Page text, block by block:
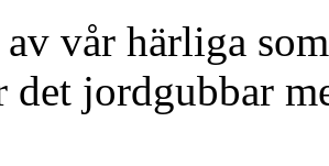
vår härliga
det jordgubbar